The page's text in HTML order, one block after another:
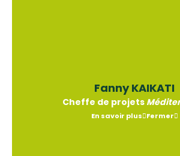
Fanny KAIKATI
Cheffe de projets
En savoir plus Fermer